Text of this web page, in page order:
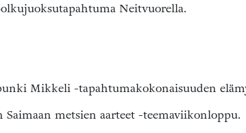
Neitvuorella.
Mikkeli -tapahtumakokonaisuuden
metsien aarteet -teemaviikonloppu.